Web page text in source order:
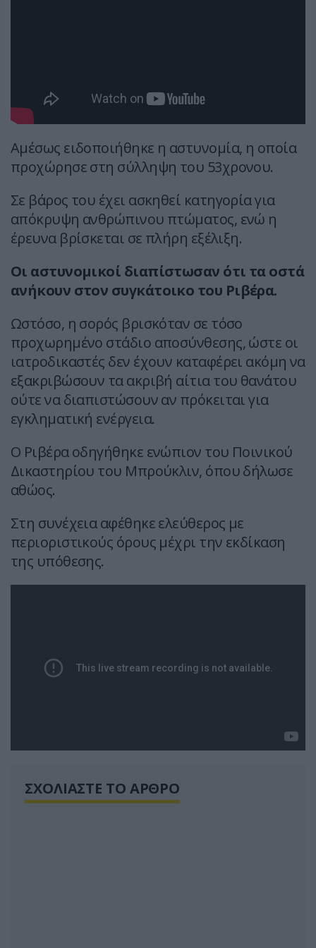
Αμέσως ειδοποιήθηκε η αστυνομία, η οποία
προχώρησε στη σύλληψη του 53χρονου.
Σε βάρος του έχει ασκηθεί κατηγορία για
απόκρυψη ανθρώπινου πτώματος, ενώ η
έρευνα βρίσκεται σε πλήρη εξέλιξη.
Οι αστυνομικοί διαπίστωσαν ότι τα οστά
ανήκουν στον συγκάτοικο του Ριβέρα.
Ωστόσο, η σορός βρισκόταν σε τόσο
προχωρημένο στάδιο αποσύνθεσης, ώστε οι
ιατροδικαστές δεν έχουν καταφέρει ακόμη να
εξακριβώσουν τα ακριβή αίτια του θανάτου
ούτε να διαπιστώσουν αν πρόκειται για
εγκληματική ενέργεια.
Ο Ριβέρα οδηγήθηκε ενώπιον του Ποινικού
Δικαστηρίου του Μπρούκλιν, όπου δήλωσε
αθώος.
Στη συνέχεια αφέθηκε ελεύθερος με
περιοριστικούς όρους μέχρι την εκδίκαση
της υπόθεσης.
ΣΧΟΛΙΑΣΤΕ ΤΟ ΑΡΘΡΟ